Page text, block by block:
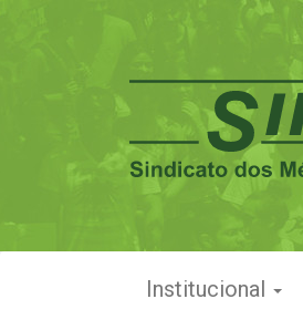
Institucional